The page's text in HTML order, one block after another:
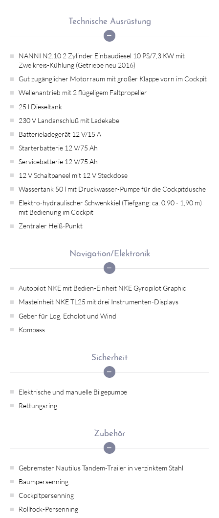
Technische Ausrüstung
NANNI N2.10 2 Zylinder Einbaudiesel 10 PS/7,3 KW mit
Zweikreis-Kühlung (Getriebe neu 2016)
Gut zugänglicher Motorraum mit großer Klappe vorn im Cockpit
Wellenantrieb mit 2 flügeligem Faltpropeller
25 l Dieseltank
230 V Landanschluß mit Ladekabel
Batterieladegerät 12 V/15 A
Starterbatterie 12 V/75 Ah
Servicebatterie 12 V/75 Ah
12 V Schaltpaneel mit 12 V Steckdose
Wassertank 50 l mit Druckwasser-Pumpe für die Cockpitdusche
Elektro-hydraulischer Schwenkkiel (Tiefgang: ca. 0,90 - 1,90 m)
mit Bedienung im Cockpit
Zentraler Heiß-Punkt
Navigation/Elektronik
Autopilot NKE mit Bedien-Einheit NKE Gyropilot Graphic
Masteinheit NKE TL25 mit drei Instrumenten-Displays
Geber für Log, Echolot und Wind
Kompass
Sicherheit
Elektrische und manuelle Bilgepumpe
Rettungsring
Zubehör
Gebremster Nautilus Tandem-Trailer in verzinktem Stahl
Baumpersenning
Cockpitpersenning
Rollfock-Persenning